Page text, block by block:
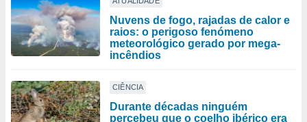
Nuvens de fogo, rajadas de calor e
raios: o perigoso fenómeno
meteorológico gerado por mega-
incêndios
CIÊNCIA
Durante décadas ninguém
percebeu que o coelho ibérico era